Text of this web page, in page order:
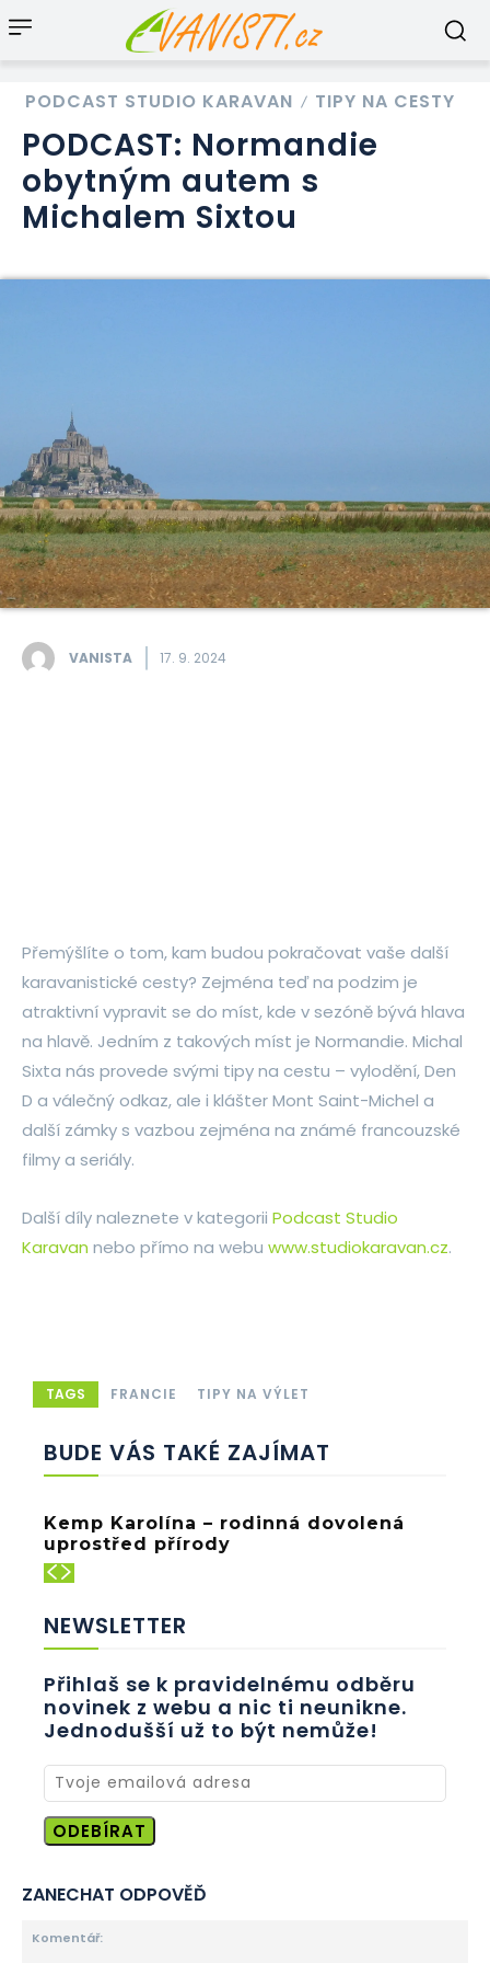
PODCAST STUDIO KARAVAN TIPY NA CESTY
PODCAST: Normandie
obytným autem s
Michalem Sixtou
VANISTA 17. 9. 2024
Přemýšlíte o tom, kam budou pokračovat vaše další
karavanistické cesty? Zejména teď na podzim je
atraktivní vypravit se do míst, kde v sezóně bývá hlava
na hlavě. Jedním z takových míst je Normandie. Michal
Sixta nás provede svými tipy na cestu – vylodění, Den
D a válečný odkaz, ale i klášter Mont Saint-Michel a
další zámky s vazbou zejména na známé francouzské
filmy a seriály.
Další díly naleznete v kategorii Podcast Studio
Karavan nebo přímo na webu www.studiokaravan.cz.
TAGS FRANCIE TIPY NA VÝLET
BUDE VÁS TAKÉ ZAJÍMAT
Kemp Karolína – rodinná dovolená
uprostřed přírody
NEWSLETTER
Přihlaš se k pravidelnému odběru
novinek z webu a nic ti neunikne.
Jednodušší už to být nemůže!
ODEBÍRAT
ZANECHAT ODPOVĚĎ